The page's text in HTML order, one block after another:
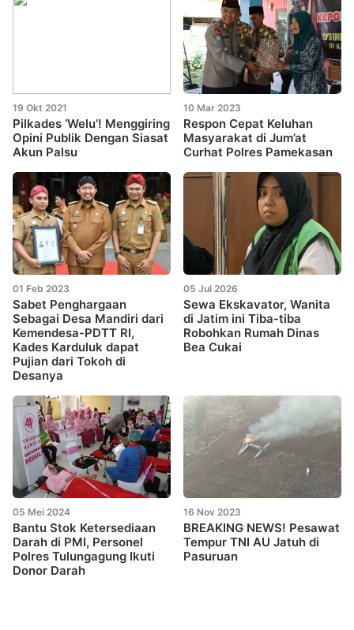
19 Okt 2021
Pilkades ‘Welu’! Menggiring
Opini Publik Dengan Siasat
Akun Palsu
10 Mar 2023
Respon Cepat Keluhan
Masyarakat di Jum’at
Curhat Polres Pamekasan
01 Feb 2023
Sabet Penghargaan
Sebagai Desa Mandiri dari
Kemendesa-PDTT RI,
Kades Karduluk dapat
Pujian dari Tokoh di
Desanya
05 Jul 2026
Sewa Ekskavator, Wanita
di Jatim ini Tiba-tiba
Robohkan Rumah Dinas
Bea Cukai
05 Mei 2024
Bantu Stok Ketersediaan
Darah di PMI, Personel
Polres Tulungagung Ikuti
Donor Darah
16 Nov 2023
BREAKING NEWS! Pesawat
Tempur TNI AU Jatuh di
Pasuruan